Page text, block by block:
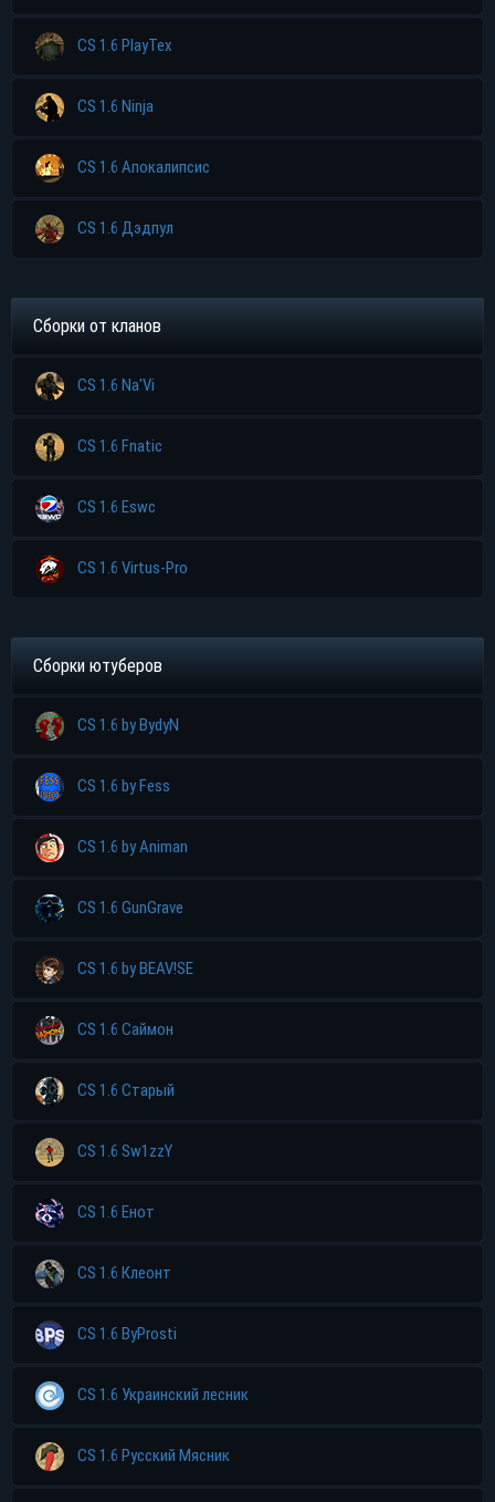
CS 1.6 PlayTex
CS 1.6 Ninja
CS 1.6 Апокалипсис
CS 1.6 Дэдпул
Сборки от кланов
CS 1.6 Na'Vi
CS 1.6 Fnatic
CS 1.6 Eswc
CS 1.6 Virtus-Pro
Сборки ютуберов
CS 1.6 by BydyN
CS 1.6 by Fess
CS 1.6 by Animan
CS 1.6 GunGrave
CS 1.6 by BEAV!SE
CS 1.6 Саймон
CS 1.6 Старый
CS 1.6 Sw1zzY
CS 1.6 Енот
CS 1.6 Клеонт
CS 1.6 ByProsti
CS 1.6 Украинский лесник
CS 1.6 Русский Мясник